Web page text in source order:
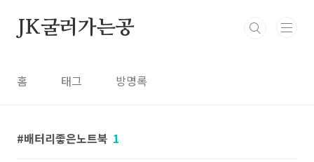
JK굴러가는공
홈 태그 방명록
배터리좋은노트북 1